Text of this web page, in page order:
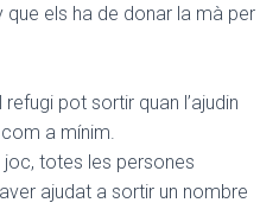
els ha de donar la mà per
pot sortir quan l’ajudin
a mínim.
joc, totes les persones
ajudat a sortir un nombre